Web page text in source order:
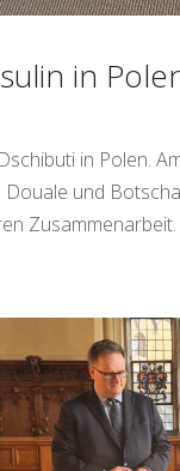
in
in Polen.
und
Zusammenarbeit.